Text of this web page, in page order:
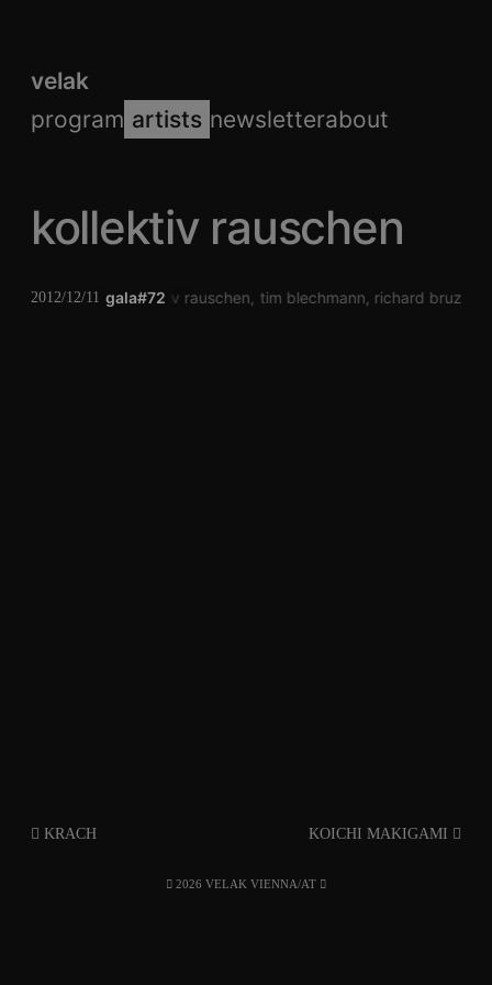
velak
program artists newsletterabout
kollektiv rauschen
gala#72
2012/12/11 kollektiv rauschen tim blechmann richard bruzek
KRACH KOICHI MAKIGAMI
2026 VELAK VIENNA/AT